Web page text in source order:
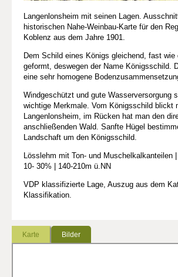
Langenlonsheim mit seinen Lagen.
historischen Nahe-Weinbau-Karte für den
Koblenz aus dem Jahre 1901.
Dem Schild eines Königs gleichend, fast wie
geformt, deswegen der Name Königsschild.
eine sehr homogene
Windgeschützt und gute Wasserversorgung
wichtige Merkmale. Vom Königsschild blickt
Langenlonsheim, im Rücken hat man den
anschließenden Wald. Sanfte Hügel
Landschaft um den Königsschild.
Lösslehm mit Ton- und Muschelkalkanteilen |
10- 30% | 140-210m ü.NN
VDP klassifizierte Lage, Auszug aus dem
Klassifikation.
Karte Bilder